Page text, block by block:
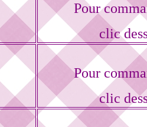
Pour
clic
Pour
clic